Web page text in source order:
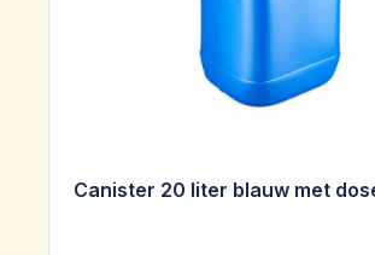
Canister 20 liter blauw met